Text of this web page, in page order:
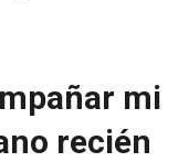
mi
recién